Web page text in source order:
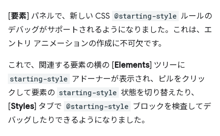
[要素] パネルで、新しい CSS @starting-style ルールの
デバッグがサポートされるようになりました。これは、エ
ントリ アニメーションの作成に不可欠です。
これで、関連する要素の横の [Elements] ツリーに
starting-style アドーナーが表示され、ピルをクリッ
クして要素の starting-style 状態を切り替えたり、
[Styles] タブで @starting-style ブロックを検査してデ
バッグしたりできるようになりました。